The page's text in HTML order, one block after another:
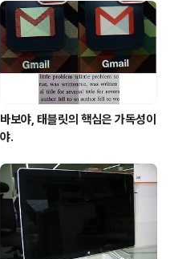
바보야, 태블릿의 핵심은 가독성이
야.